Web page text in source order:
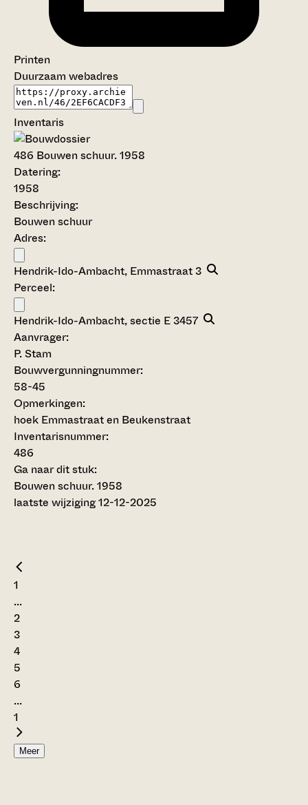
Printen
Duurzaam webadres
Inventaris
486 Bouwen schuur. 1958
Datering:
1958
Beschrijving:
Bouwen schuur
Adres:
Hendrik-Ido-Ambacht, Emmastraat 3
Perceel:
Hendrik-Ido-Ambacht, sectie E 3457
Aanvrager:
P. Stam
Bouwvergunningnummer:
58-45
Opmerkingen:
hoek Emmastraat en Beukenstraat
Inventarisnummer:
486
Ga naar dit stuk:
Bouwen schuur. 1958
laatste wijziging 12-12-2025
1
...
2
3
4
5
6
...
1
Meer